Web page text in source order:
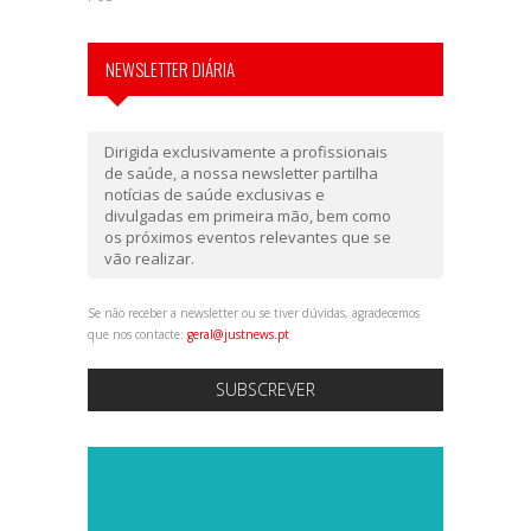
NEWSLETTER DIÁRIA
Dirigida exclusivamente a profissionais
de saúde, a nossa newsletter partilha
notícias de saúde exclusivas e
divulgadas em primeira mão, bem como
os próximos eventos relevantes que se
vão realizar.
Se não receber a newsletter ou se tiver dúvidas, agradecemos
que nos contacte: geral@justnews.pt
SUBSCREVER